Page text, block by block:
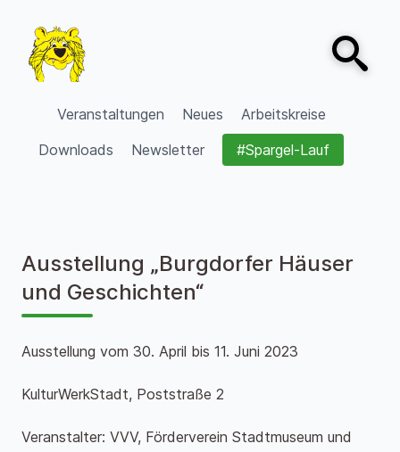
VVV Burgdorf
Veranstaltungen Neues
Arbeitskreise
Downloads
Newsletter #Spargel-Lauf
Open
Ausstellung „Burgdorfer Häuser
und Geschichten“
Ausstellung vom 30. April bis 11. Juni 2023
KulturWerkStadt, Poststraße 2
Veranstalter: VVV, Förderverein Stadtmuseum und